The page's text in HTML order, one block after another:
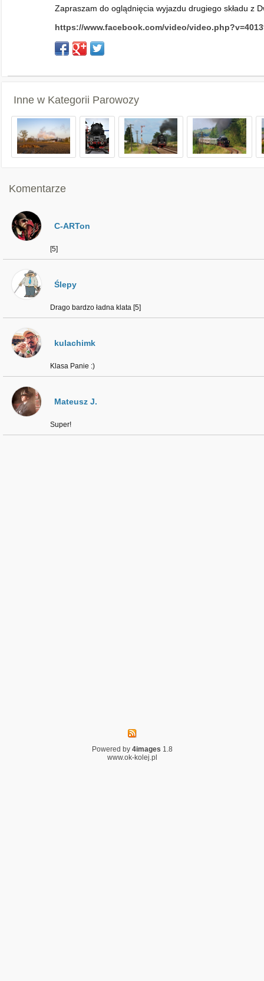
Zapraszam do oglądnięcia wyjazdu drugiego składu z
https://www.facebook.com/video/
Inne w Kategorii Parowozy
Komentarze
C-ARTon
[5]
Ślepy
Drago bardzo ładna klata [5]
kulachimk
Klasa Panie :)
Mateusz J.
Super!
Powered by 4images 1.8
www.ok-kolej.pl